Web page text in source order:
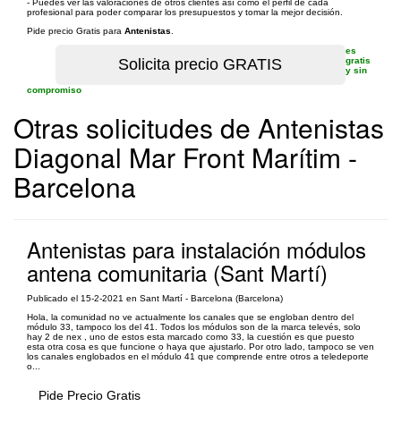
- Puedes ver las valoraciones de otros clientes así como el perfil de cada
profesional para poder comparar los presupuestos y tomar la mejor decisión.
Pide precio Gratis para Antenistas
es
gratis
y sin
compromiso
Otras solicitudes de Antenistas
Diagonal Mar Front Marítim -
Barcelona
Antenistas para instalación módulos
antena comunitaria (Sant Martí)
Publicado el 15-2-2021 en Sant Martí - Barcelona (Barcelona)
Hola, la comunidad no ve actualmente los canales que se engloban dentro del
módulo 33, tampoco los del 41. Todos los módulos son de la marca televés, solo
hay 2 de nex , uno de estos esta marcado como 33, la cuestión es que puesto
esta otra cosa es que funcione o haya que ajustarlo. Por otro lado, tampoco se ven
los canales englobados en el módulo 41 que comprende entre otros a teledeporte
o...
Pide Precio Gratis